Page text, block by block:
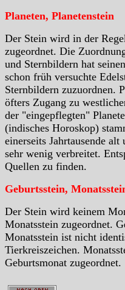
Planeten, Planetenstein
Der Stein wird in der
zugeordnet. Die
und Sternbildern hat
schon früh versuchte
Sternbildern zuzuordnen.
öfters Zugang zu
der "eingepflegten"
(indisches Horoskop)
einerseits Jahrtausende
sehr wenig verbreitet.
Quellen zu finden.
Geburtsstein,
Der Stein wird keinem
Monatsstein zugeordnet.
Monatsstein ist nicht
Tierkreiszeichen.
Geburtsmonat zugeordnet.